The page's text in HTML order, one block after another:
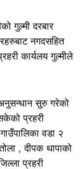
गुल्मी दरबार
नगदसहित
कार्यलय गुल्मीले
सुरु गरेको
प्रहरी
वडा २
, दीपक थापाको
प्रहरी